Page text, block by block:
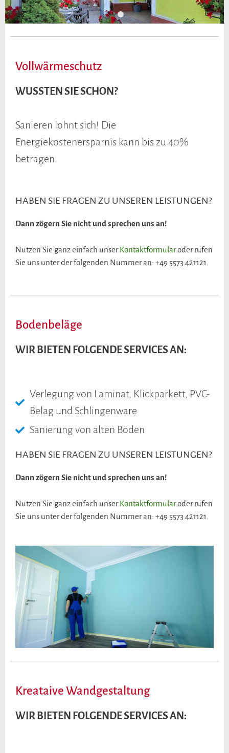
Vollwärmeschutz
WUSSTEN SIE SCHON?
Sanieren lohnt sich! Die
Energiekostenersparnis kann bis zu 40%
betragen.
HABEN SIE FRAGEN ZU UNSEREN LEISTUNGEN?
Dann zögern Sie nicht und sprechen uns an!
Nutzen Sie ganz einfach unserKontaktformularoder rufen
Sie uns unter der folgenden Nummer an: +49 5573 421121.
Bodenbeläge
WIR BIETEN FOLGENDE SERVICES AN:
Verlegung von Laminat, Klickparkett, PVC-
Belag und Schlingenware
Sanierung von alten Böden
HABEN SIE FRAGEN ZU UNSEREN LEISTUNGEN?
Dann zögern Sie nicht und sprechen uns an!
Nutzen Sie ganz einfach unserKontaktformularoder rufen
Sie uns unter der folgenden Nummer an: +49 5573 421121.
Kreataive Wandgestaltung
WIR BIETEN FOLGENDE SERVICES AN: